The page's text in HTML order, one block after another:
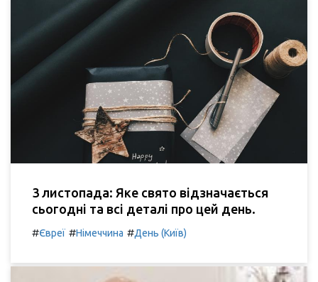
3 листопада: Яке свято відзначається
сьогодні та всі деталі про цей день.
#Євреї #Німеччина #День (Київ)